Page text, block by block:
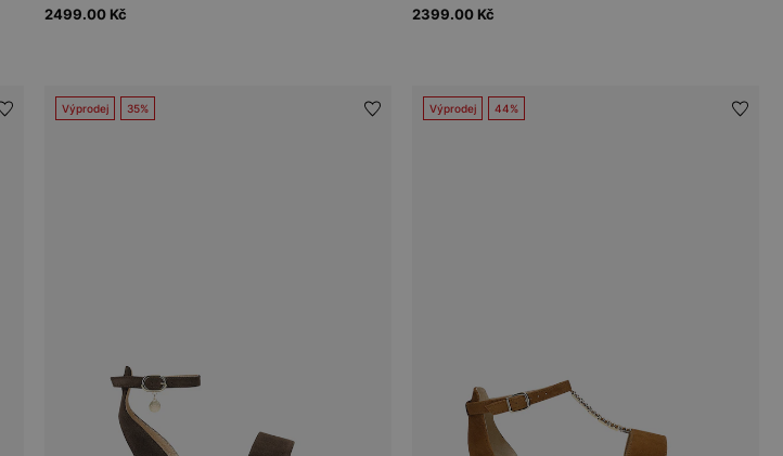
2499.00 Kč
2399.00 Kč
Výprodej 35% Výprodej 44%